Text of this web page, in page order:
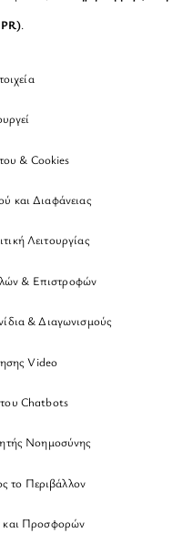
.
& Cookies
και Διαφάνειας
Λειτουργίας
& Επιστροφών
& Διαγωνισμούς
Video
Chatbots
Νοημοσύνης
το Περιβάλλον
και Προσφορών